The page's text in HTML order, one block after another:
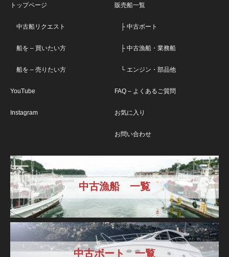
トップページ
中古船リクエスト
船を – 買いたい方
船を – 売りたい方
YouTube
Instagram
販売船一覧
├ 中古ボート
├ 中古漁船・業務船
└ エンジン・部品他
FAQ – よくあるご質問
お気に入り
お問い合わせ
中古漁船 一覧
中古ボート 一覧